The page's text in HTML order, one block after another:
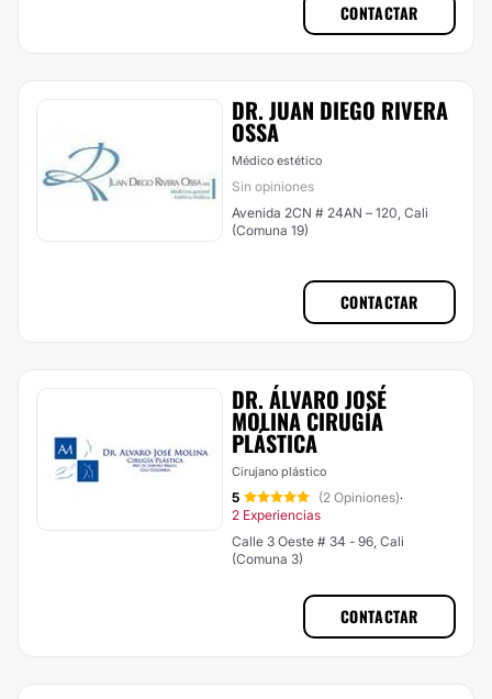
CONTACTAR
DR. JUAN DIEGO RIVERA
OSSA
Médico estético
Sin opiniones
Avenida 2CN # 24AN – 120, Cali
(Comuna 19)
CONTACTAR
DR. ÁLVARO JOSÉ
MOLINA CIRUGÍA
PLÁSTICA
Cirujano plástico
5 (2 Opiniones)·
2 Experiencias
Calle 3 Oeste # 34 - 96, Cali
(Comuna 3)
CONTACTAR